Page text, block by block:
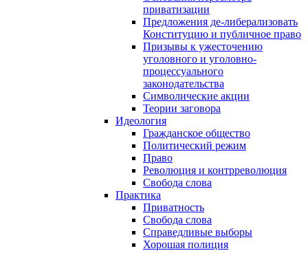
приватизации
Предложения де-либерализовать
Конституцию и публичное право
Призывы к ужесточению
уголовного и уголовно-
процессуального
законодательства
Символические акции
Теории заговора
Идеология
Гражданское общество
Политический режим
Право
Революция и контрреволюция
Свобода слова
Практика
Приватность
Свобода слова
Справедливые выборы
Хорошая полиция